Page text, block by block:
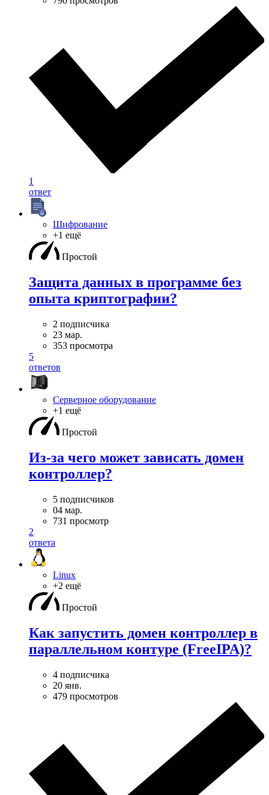
1
ответ
Шифрование
+1 ещё
Простой
Защита данных в программе без
опыта криптографии?
2 подписчика
23 мар.
353 просмотра
5
ответов
Серверное оборудование
+1 ещё
Простой
Из-за чего может зависать домен
контроллер?
5 подписчиков
04 мар.
731 просмотр
2
ответа
Linux
+2 ещё
Простой
Как запустить домен контроллер в
параллельном контуре (FreeIPA)?
4 подписчика
20 янв.
479 просмотров